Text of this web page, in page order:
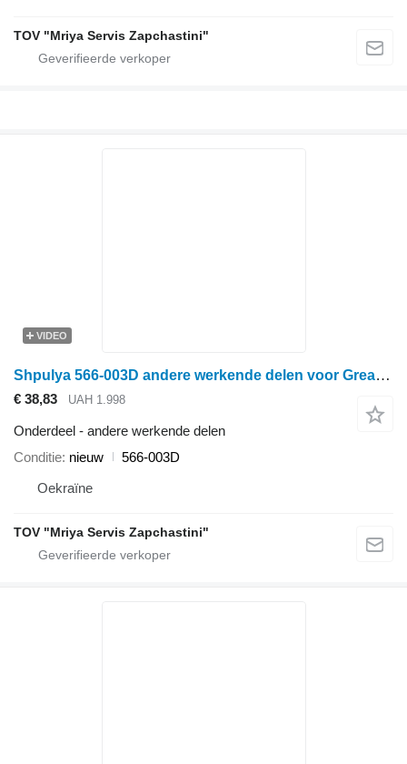
TOV "Mriya Servis Zapchastini"
VIDEO
Shpulya 566-003D andere werkende delen voor Great Plains schijveneg
€ 38,83 UAH 1.998
Onderdeel - andere werkende delen
Conditie nieuw
566-003D
Oekraïne
TOV "Mriya Servis Zapchastini"